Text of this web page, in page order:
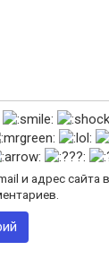
и адрес сайта